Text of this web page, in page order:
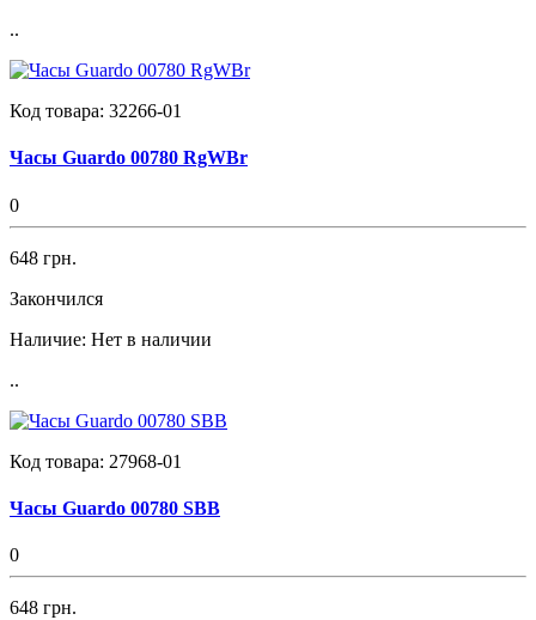
..
Код товара: 32266-01
Часы Guardo 00780 RgWBr
0
648 грн.
Закончился
Наличие: Нет в наличии
..
Код товара: 27968-01
Часы Guardo 00780 SBB
0
648 грн.